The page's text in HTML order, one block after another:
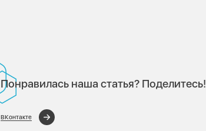
Понравилась наша статья? Поделитесь!
ВКонтакте